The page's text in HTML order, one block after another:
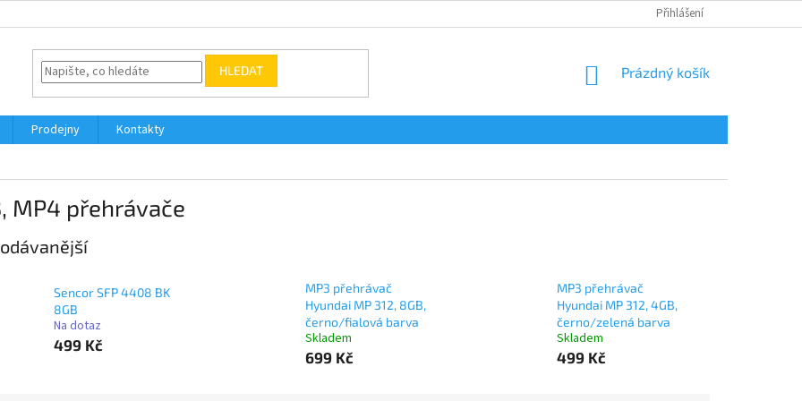
Přihlášení
HLEDAT
NÁKUPNÍ
Prázdný košík
Prodejny
Kontakty
MP4 přehrávače
Sencor SFP 4408 BK
8GB
Na dotaz
499 Kč
MP3 přehrávač
Hyundai MP 312, 8GB,
černo/fialová barva
Skladem
699 Kč
MP3 přehrávač
Hyundai MP 312, 4GB,
černo/zelená barva
Skladem
499 Kč